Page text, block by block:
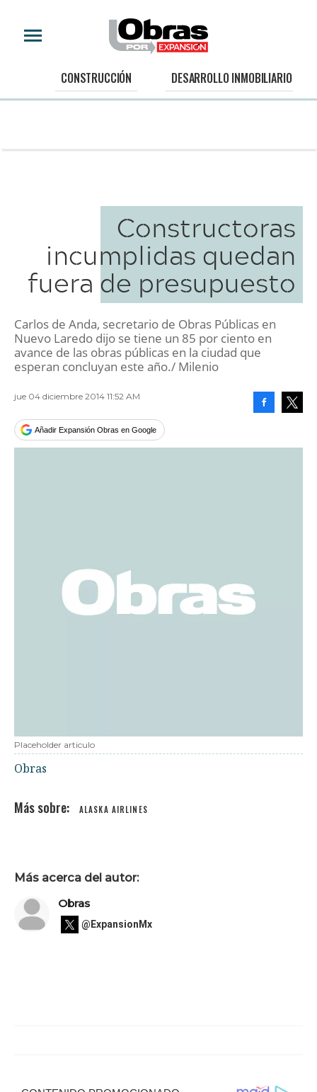
CONSTRUCCIÓN DESARROLLO INMOBILIARIO
Constructoras
incumplidas quedan
fuera de presupuesto
Carlos de Anda, secretario de Obras Públicas en
Nuevo Laredo dijo se tiene un 85 por ciento en
avance de las obras públicas en la ciudad que
esperan concluyan este año./ Milenio
jue 04 diciembre 2014 11:52 AM
Añadir Expansión Obras en Google
Placeholder articulo
Obras
ALASKA AIRLINES
Más acerca del autor:
Obras
@ExpansionMx